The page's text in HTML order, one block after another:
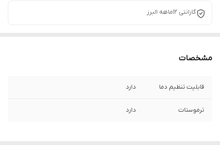
گارانتی ۱۲ماهه البرز
مشخصات
قابلیت تنظیم دما دارد
ترموستات دارد